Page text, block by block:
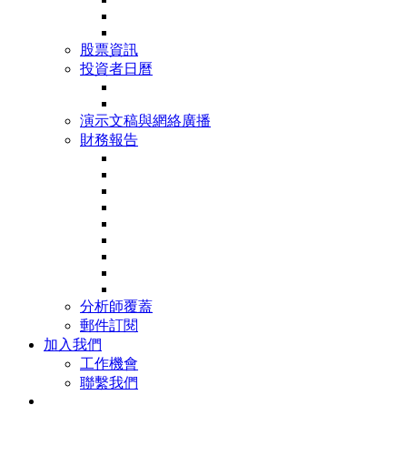
股票資訊
投資者日曆
演示文稿與網絡廣播
財務報告
分析師覆蓋
郵件訂閱
加入我們
工作機會
聯繫我們